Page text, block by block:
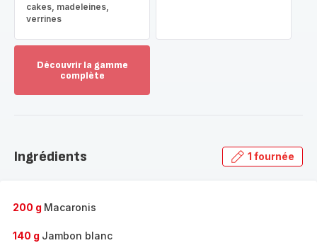
cakes, madeleines,
verrines
Découvrir la gamme
complète
gamme
Ingrédients 1 fournée
200 g Macaronis
140 g Jambon blanc